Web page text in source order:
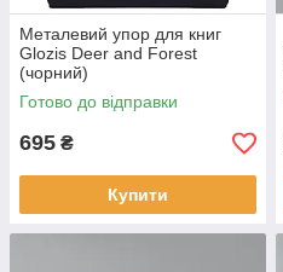
Металевий упор для книг
Glozis Deer and Forest
(чорний)
Готово до відправки
695 ₴
Купити